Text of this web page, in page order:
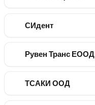
СИдент
Рувен Транс ЕООД
ТСАКИ ООД